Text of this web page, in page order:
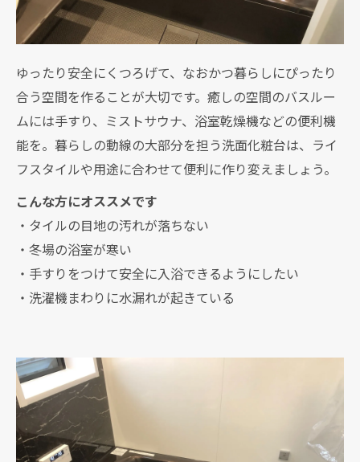
ゆったり安全にくつろげて、なおかつ暮らしにぴったり
合う空間を作ることが大切です。癒しの空間のバスルー
ムには手すり、ミストサウナ、浴室乾燥機などの便利機
能を。暮らしの動線の大部分を担う洗面化粧台は、ライ
フスタイルや用途に合わせて便利に作り変えましょう。
こんな方にオススメです
・タイルの目地の汚れが落ちない
・冬場の浴室が寒い
・手すりをつけて安全に入浴できるようにしたい
・洗濯機まわりに水漏れが起きている